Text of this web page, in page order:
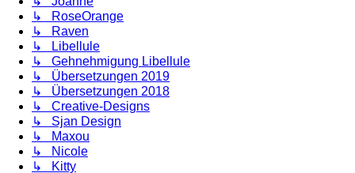
↳ RoseOrange
↳ Raven
↳ Libellule
↳ Gehnehmigung Libellule
↳ Übersetzungen 2019
↳ Übersetzungen 2018
↳ Creative-Designs
↳ Sjan Design
↳ Maxou
↳ Nicole
↳ Kitty